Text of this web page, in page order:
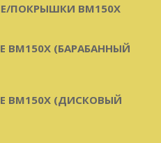
ПОКРЫШКИ BM150X
BM150X (БАРАБАННЫЙ
BM150X (ДИСКОВЫЙ